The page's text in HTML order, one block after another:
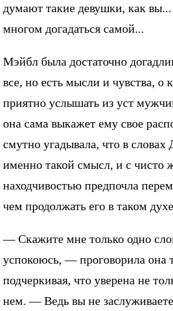
думают такие девушки, как
многом догадаться самой...
Мэйбл была достаточно
все, но есть мысли и чувства, о
приятно услышать из уст
она сама выкажет ему свое
смутно угадывала, что в словах
именно такой смысл, и с чисто
находчивостью предпочла
чем продолжать его в таком
— Скажите мне только одно
успокоюсь, — проговорила она
подчеркивая, что уверена не
нем. — Ведь вы не